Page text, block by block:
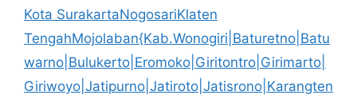
Kota SurakartaNogosariKlaten
TengahMojolaban{Kab.Wonogiri|Baturetno|Batu
warno|Bulukerto|Eromoko|Giritontro|Girimarto|
Giriwoyo|Jatipurno|Jatiroto|Jatisrono|Karangten